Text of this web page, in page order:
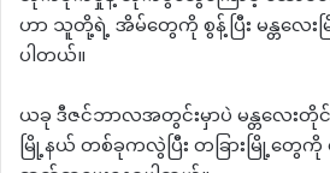
ဟာ သူတို့ရဲ့ အိမ်တွေကို စွန့်ပြီး မန္တလေး
ပါတယ်။
ယခု ဒီဇင်ဘာလအတွင်းမှာပဲ မန္တလေး
မြို့နယ် တစ်ခုကလွဲပြီး တခြားမြို့တွေ